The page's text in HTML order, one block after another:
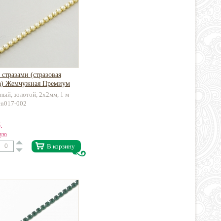
(стразовая
Жемчужная Премиум
золотой, 2х2мм, 1 м
002
В корзину